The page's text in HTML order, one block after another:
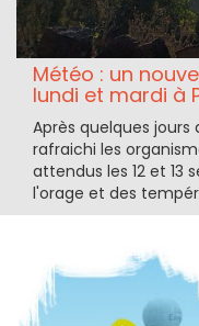
Météo : un
lundi et mardi à
Après quelques
rafraichi les
attendus les 12 et 13
l'orage et des